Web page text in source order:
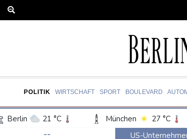
POLITIK WIRTSCHAFT SPORT BOULEVARD
Berlin 21 °C München 27 °C
Frankfurt am Main
Potsdam
--
US-